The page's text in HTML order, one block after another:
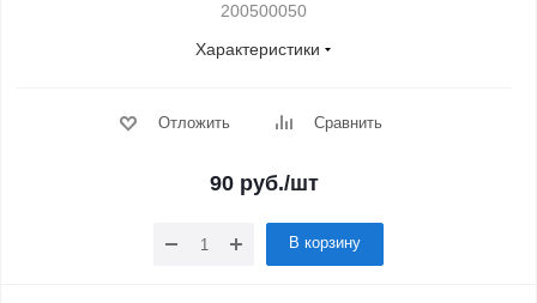
200500050
Характеристики
Отложить Сравнить
90 руб./шт
В корзину